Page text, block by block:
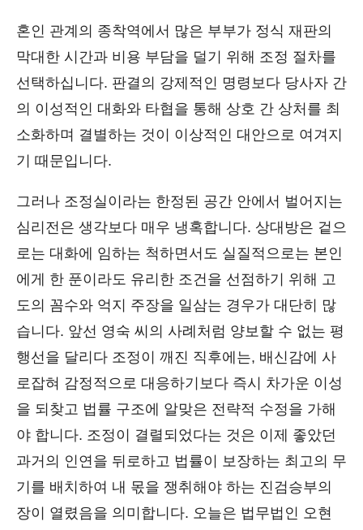
혼인 관계의 종착역에서 많은 부부가 정식 재판의
막대한 시간과 비용 부담을 덜기 위해 조정 절차를
선택하십니다. 판결의 강제적인 명령보다 당사자 간
의 이성적인 대화와 타협을 통해 상호 간 상처를 최
소화하며 결별하는 것이 이상적인 대안으로 여겨지
기 때문입니다.
그러나 조정실이라는 한정된 공간 안에서 벌어지는
심리전은 생각보다 매우 냉혹합니다. 상대방은 겉으
로는 대화에 임하는 척하면서도 실질적으로는 본인
에게 한 푼이라도 유리한 조건을 선점하기 위해 고
도의 꼼수와 억지 주장을 일삼는 경우가 대단히 많
습니다. 앞선 영숙 씨의 사례처럼 양보할 수 없는 평
행선을 달리다 조정이 깨진 직후에는, 배신감에 사
로잡혀 감정적으로 대응하기보다 즉시 차가운 이성
을 되찾고 법률 구조에 알맞은 전략적 수정을 가해
야 합니다. 조정이 결렬되었다는 것은 이제 좋았던
과거의 인연을 뒤로하고 법률이 보장하는 최고의 무
기를 배치하여 내 몫을 쟁취해야 하는 진검승부의
장이 열렸음을 의미합니다. 오늘은 법무법인 오현